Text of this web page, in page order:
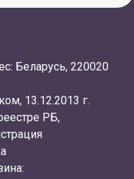
Беларусь, 220020
13.12.2013 г.
РБ,